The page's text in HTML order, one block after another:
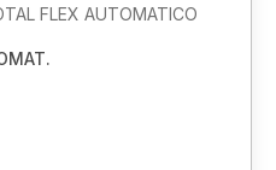
FLEX AUTOMATICO